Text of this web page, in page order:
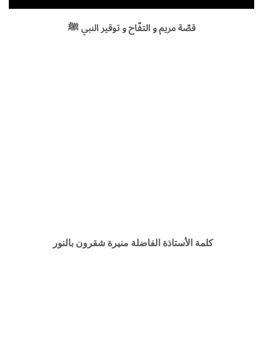
قصّة مريم و التفّاح و توقير النبي ﷺ
كلمة الأستاذة الفاضلة منيرة شقرون بالنور